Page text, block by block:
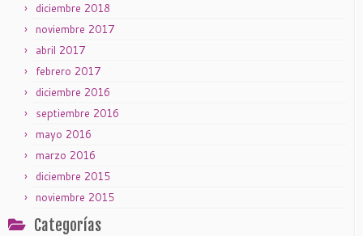
diciembre 2018
noviembre 2017
abril 2017
febrero 2017
diciembre 2016
septiembre 2016
mayo 2016
marzo 2016
diciembre 2015
noviembre 2015
Categorías